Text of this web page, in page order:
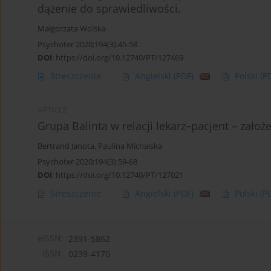
dążenie do sprawiedliwości.
Małgorzata Wolska
Psychoter 2020;194(3):45-58
DOI: https://doi.org/10.12740/PT/127469
Streszczenie Angielski (PDF) Polski
Grupa Balinta w relacji lekarz–pacjent –
Bertrand Janota, Paulina Michalska
Psychoter 2020;194(3):59-68
DOI: https://doi.org/10.12740/PT/127021
Streszczenie Angielski (PDF) Polski
2391-5862
0239-4170